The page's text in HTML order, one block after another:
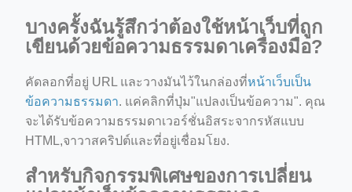
บางครั้งฉันรู้สึกว่าต้องใช้หน้าเว็บที่ถูก
เขียนด้วยข้อความธรรมดาเครื่องมือ?
คัดลอกที่อยู่ URL และวางมันไว้ในกล่องที่หน้าเว็บเป็น
ข้อความธรรมดา. แค่คลิกที่ปุ่ม"แปลงเป็นข้อความ". คุณ
จะได้รับข้อความธรรมดาเวอร์ชั่นอิสระจากรหัสแบบ
HTML,จาวาสคริปต์และที่อยู่เชื่อมโยง.
สำหรับกิจกรรมพิเศษของการเปลี่ยน